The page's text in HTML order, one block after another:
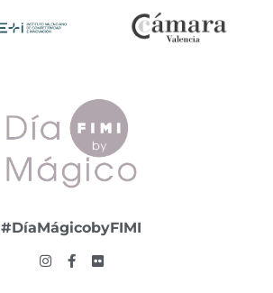
#DíaMágicobyFIMI